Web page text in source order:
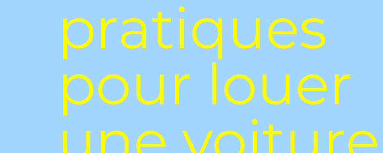
pratiques
pour louer